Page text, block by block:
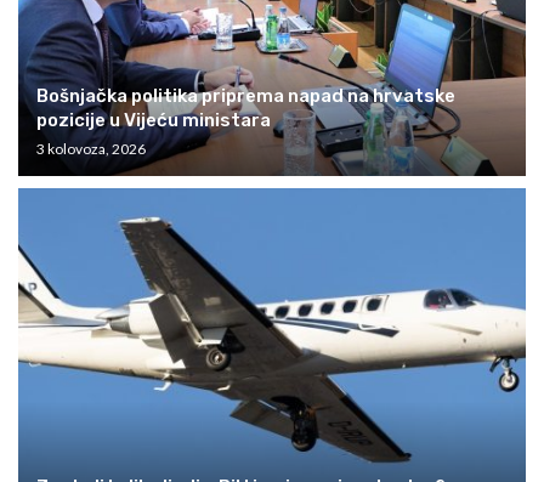
Bošnjačka politika priprema napad na hrvatske
pozicije u Vijeću ministara
3 kolovoza, 2026